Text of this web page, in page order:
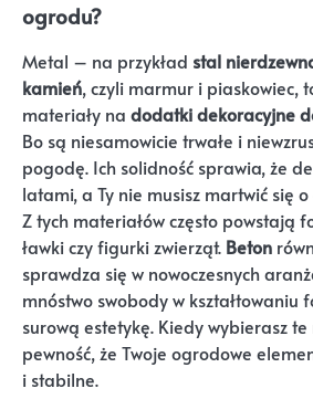
ogrodu?
Metal – na przykład stal
kamień, czyli marmur i piaskowiec,
materiały na dodatki dekoracyjne
Bo są niesamowicie trwałe i
pogodę. Ich solidność sprawia, że
latami, a Ty nie musisz martwić się
Z tych materiałów często powstają
ławki czy figurki zwierząt. Beton
sprawdza się w nowoczesnych
mnóstwo swobody w kształtowaniu
surową estetykę. Kiedy wybierasz
pewność, że Twoje ogrodowe
i stabilne.